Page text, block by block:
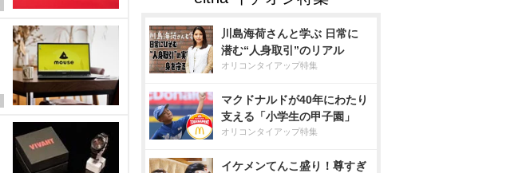
川島海荷さんと学ぶ 日常に
潜む“人身取引”のリアル
オリコンタイアップ特集
マクドナルドが40年にわたり
支える「小学生の甲子園」
オリコンタイアップ特集
イケメンてんこ盛り！尊すぎ